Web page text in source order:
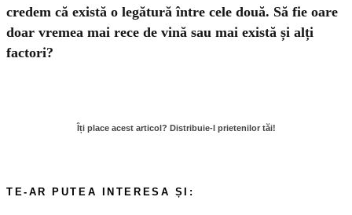
credem că există o legătură între cele două. Să fie oare
doar vremea mai rece de vină sau mai există și alți
factori?